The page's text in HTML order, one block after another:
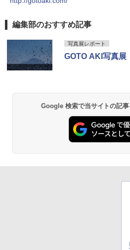
編集部のおすすめ記事
写真展レポート
GOTO AKI写真展
Google 検索で当サイトの記